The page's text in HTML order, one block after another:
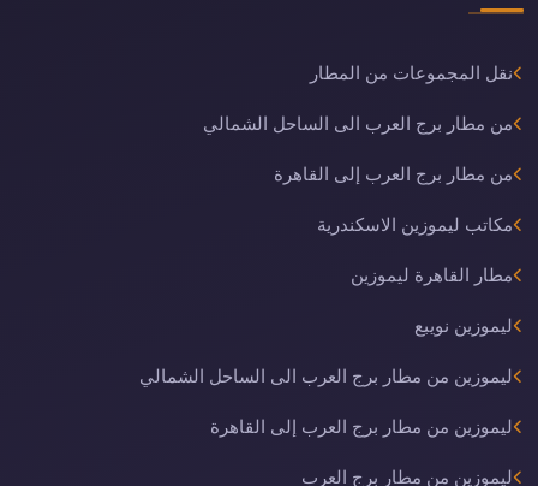
نقل المجموعات من المطار
من مطار برج العرب الى الساحل الشمالي
من مطار برج العرب إلى القاهرة
مكاتب ليموزين الاسكندرية
مطار القاهرة ليموزين
ليموزين نويبع
ليموزين من مطار برج العرب الى الساحل الشمالي
ليموزين من مطار برج العرب إلى القاهرة
ليموزين من مطار برج العرب